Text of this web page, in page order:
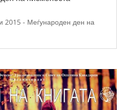
2015 - Меѓународен ден на